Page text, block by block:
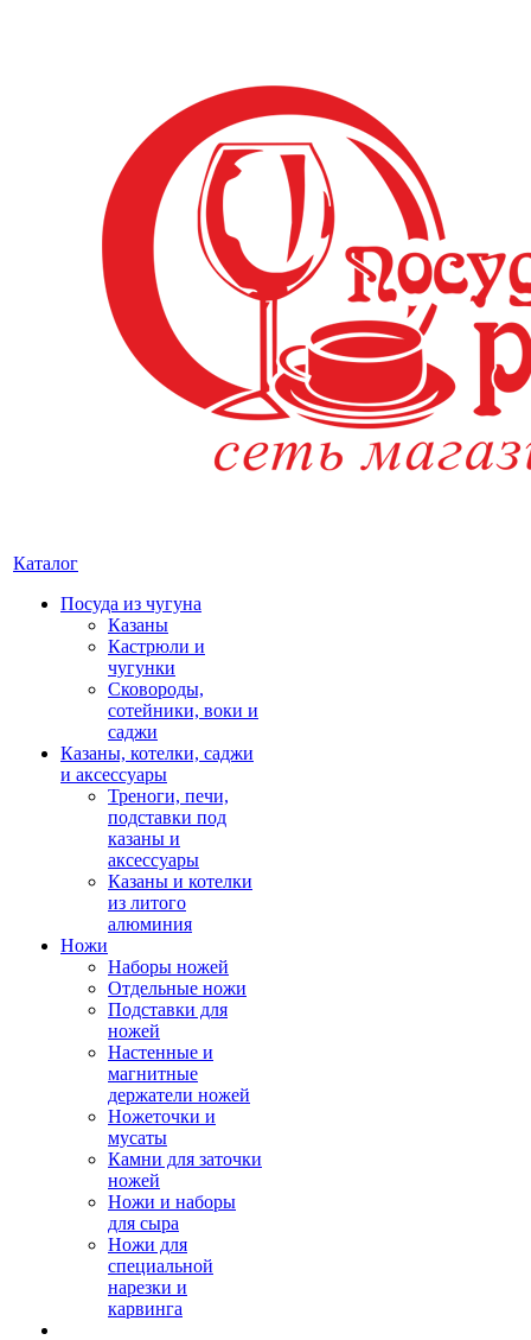
Каталог
Посуда из чугуна
Казаны
Кастрюли и
чугунки
Сковороды,
сотейники, воки и
саджи
Казаны, котелки, саджи
и аксессуары
Треноги, печи,
подставки под
казаны и
аксессуары
Казаны и котелки
из литого
алюминия
Ножи
Наборы ножей
Отдельные ножи
Подставки для
ножей
Настенные и
магнитные
держатели ножей
Ножеточки и
мусаты
Камни для заточки
ножей
Ножи и наборы
для сыра
Ножи для
специальной
нарезки и
карвинга